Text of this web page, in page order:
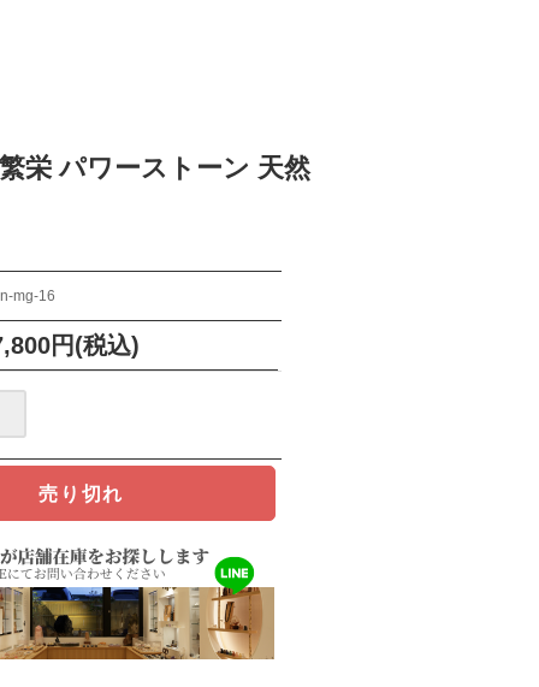
栄 パワーストーン 天然
mg-16
円(税込)